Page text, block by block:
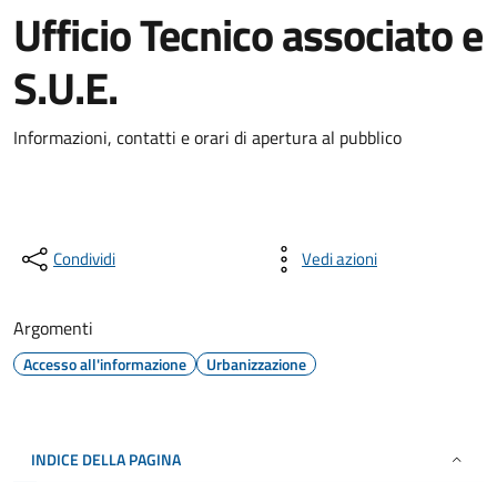
Ufficio Tecnico associato e
S.U.E.
Informazioni, contatti e orari di apertura al pubblico
Condividi Vedi azioni
Argomenti
Accesso all'informazione Urbanizzazione
INDICE DELLA PAGINA